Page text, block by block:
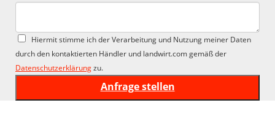
Hiermit stimme ich der Verarbeitung und Nutzung meiner Daten
durch den kontaktierten Händler und landwirt.com gemäß der
Datenschutzerklärungzu.